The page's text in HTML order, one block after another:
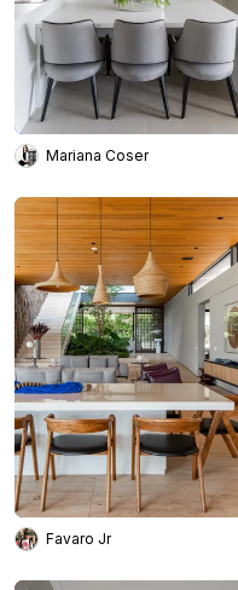
Mariana Coser
Favaro Jr